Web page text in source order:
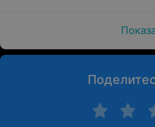
Подготовка кожи к
однако чаще всего эти